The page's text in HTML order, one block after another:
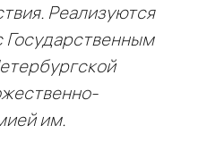
Реализуются
им.